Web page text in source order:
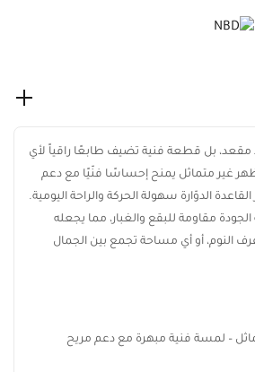
العروض الحصرية، وآخر أخبار
مقعد، بل قطعة فنية تضيف طابعًا راقياً
بظهر غير متماثل يمنح إحساسًا فنّيًا مع
القاعدة الدوّارة سهولة الحركة والراحة
الجودة مقاومة للبقع والغبار، مما
غرف النوم، أو أي مساحة تجمع بين
– لمسة فنية مبهرة مع دعم مريح